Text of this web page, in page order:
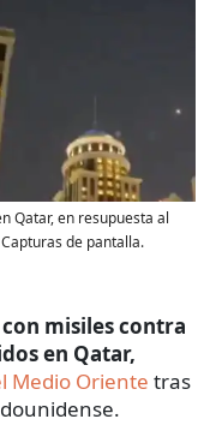
Qatar, en resupuesta al
Capturas de pantalla.
misiles contra
en Qatar,
Medio Oriente tras